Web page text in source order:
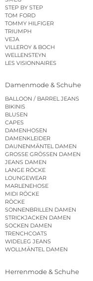
STEP BY STEP
TOM FORD
TOMMY HILFIGER
TRIUMPH
VEJA
VILLEROY & BOCH
WELLENSTEYN
LES VISIONNAIRES
Damenmode & Schuhe
BALLOON / BARREL JEANS
BIKINIS
BLUSEN
CAPES
DAMENHOSEN
DAMENKLEIDER
DAUNENMÄNTEL DAMEN
GROSSE GRÖSSEN DAMEN
JEANS DAMEN
LANGE RÖCKE
LOUNGEWEAR
MARLENEHOSE
MIDI RÖCKE
RÖCKE
SONNENBRILLEN DAMEN
STRICKJACKEN DAMEN
SOCKEN DAMEN
TRENCHCOATS
WIDELEG JEANS
WOLLMÄNTEL DAMEN
Herrenmode & Schuhe